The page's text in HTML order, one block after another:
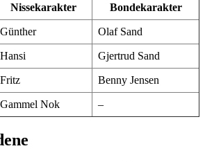
Nissekarakter Bondekarakter
Günther Olaf Sand
Hansi Gjertrud Sand
Fritz Benny Jensen
Gammel Nok –